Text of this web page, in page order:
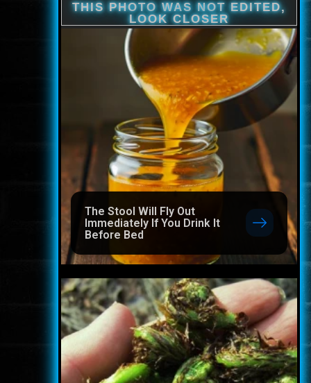
The Stool Will Fly Out
Immediately If You Drink It
Before Bed